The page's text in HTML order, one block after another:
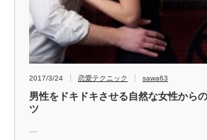
2017/3/24 恋愛テクニック sawa63
男性をドキドキさせる自然な女性から
ツ